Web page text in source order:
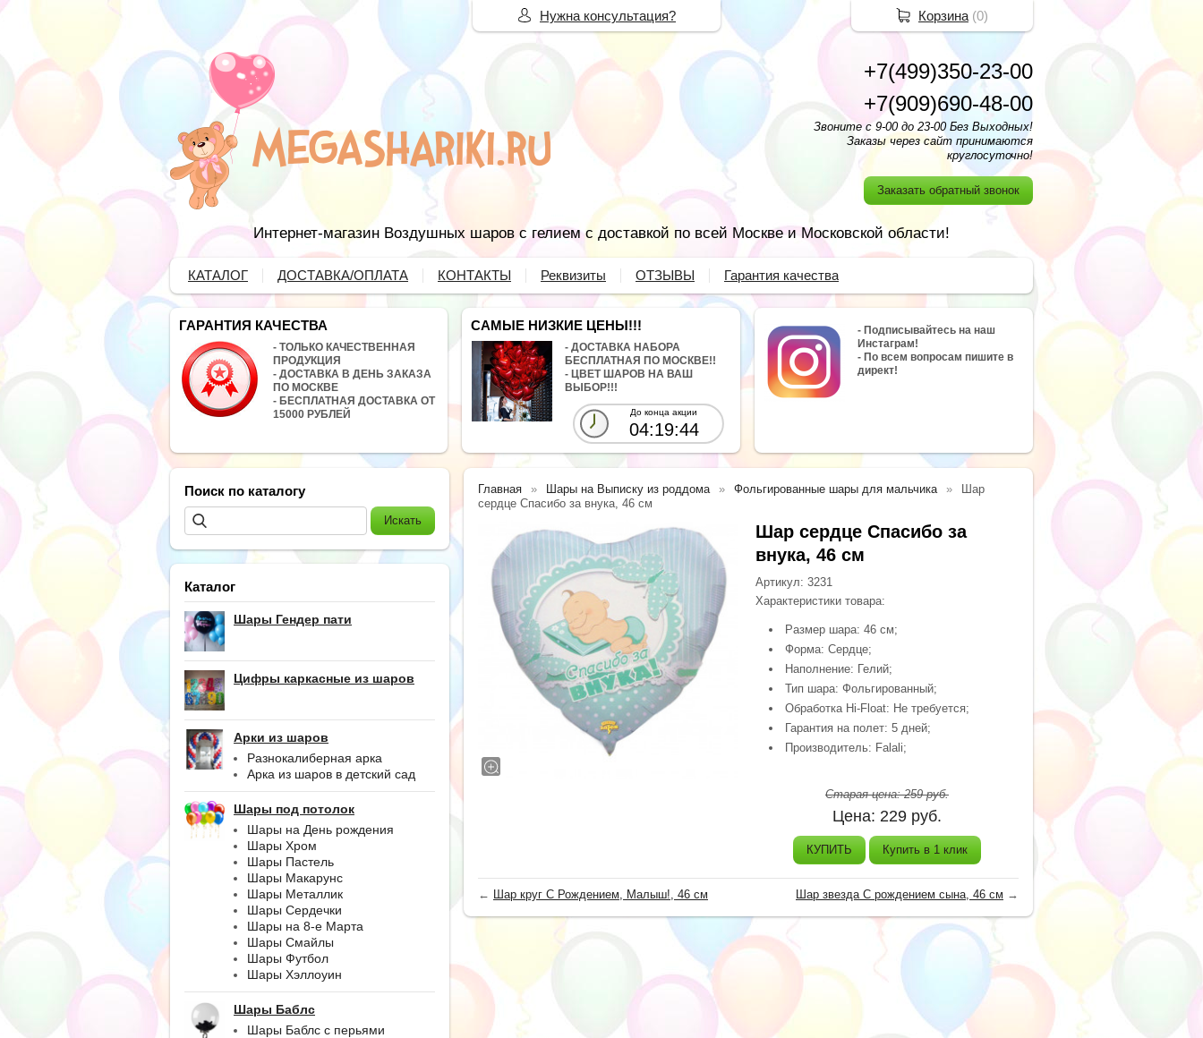
+7(499)350-23-00
+7(909)690-48-00
Звоните с 9-00 до 23-00 Без Выходных!
Заказы через сайт принимаются
круглосуточно!
Заказать обратный звонок
Интернет-магазин Воздушных шаров с гелием с доставкой по всей Москве и Московской области!
КАТАЛОГ ДОСТАВКА/ОПЛАТА КОНТАКТЫ Реквизиты ОТЗЫВЫ Гарантия качества
ГАРАНТИЯ КАЧЕСТВА
- ТОЛЬКО КАЧЕСТВЕННАЯ
ПРОДУКЦИЯ
- ДОСТАВКА В ДЕНЬ ЗАКАЗА
ПО МОСКВЕ
- БЕСПЛАТНАЯ ДОСТАВКА ОТ
15000 РУБЛЕЙ
САМЫЕ НИЗКИЕ ЦЕНЫ!!!
- ДОСТАВКА НАБОРА
БЕСПЛАТНАЯ ПО МОСКВЕ!!
- ЦВЕТ ШАРОВ НА ВАШ
ВЫБОР!!!
До конца акции
04:19:42
- Подписывайтесь на наш
Инстаграм!
- По всем вопросам пишите в
директ!
Поиск по каталогу
Каталог
Шары Гендер пати
Цифры каркасные из шаров
Арки из шаров
Разнокалиберная арка
Арка из шаров в детский сад
Шары под потолок
Шары на День рождения
Шары Хром
Шары Пастель
Шары Макарунс
Шары Металлик
Шары Сердечки
Шары на 8-е Марта
Шары Смайлы
Шары Футбол
Шары Хэллоуин
Шары Баблс
Шары Баблс с перьями
Главная Шары на Выписку из роддома Фольгированные шары для мальчика
Шар
сердце Спасибо за внука, 46 см
Шар сердце Спасибо за
внука, 46 см
Артикул: 3231
Характеристики товара:
Размер шара: 46 см;
Форма: Сердце;
Наполнение: Гелий;
Тип шара: Фольгированный;
Обработка Hi-Float: Не требуется;
Гарантия на полет: 5 дней;
Производитель: Falali;
Старая цена:259руб.
Цена: 229 руб.
КУПИТЬ Купить в 1 клик
← Шар круг С Рождением, Малыш!, 46 см Шар звезда С рождением сына, 46 см →
Нужна консультация? Корзина (0)